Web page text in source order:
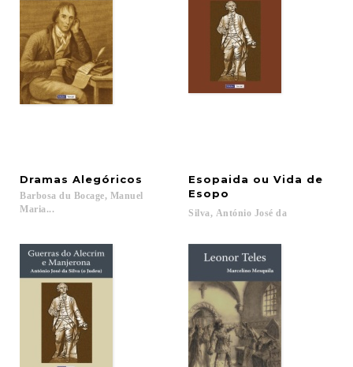
Dramas Alegóricos
Barbosa du Bocage, Manuel
Maria...
Esopaida ou Vida de
Esopo
Silva, António José da